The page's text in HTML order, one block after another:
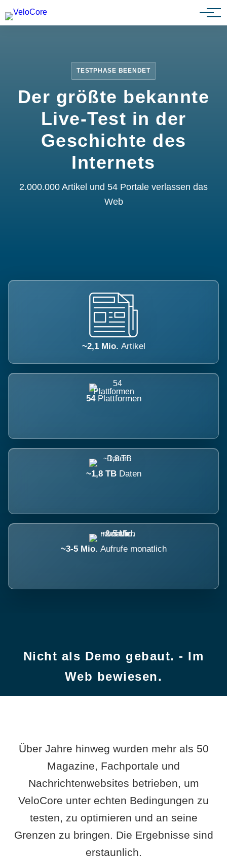
Partnerprogramm
TESTPHASE BEENDET
Der größte bekannte
Live-Test in der
Geschichte des
Internets
2.000.000 Artikel und 54 Portale verlassen das
Web
~2,1 Mio. Artikel
54 Plattformen
~1,8 TB Daten
~3-5 Mio. Aufrufe monatlich
Nicht als Demo gebaut. - Im
Web bewiesen.
Über Jahre hinweg wurden mehr als 50
Magazine, Fachportale und
Nachrichtenwebsites betrieben, um
VeloCore unter echten Bedingungen zu
testen, zu optimieren und an seine
Grenzen zu bringen. Die Ergebnisse sind
erstaunlich.